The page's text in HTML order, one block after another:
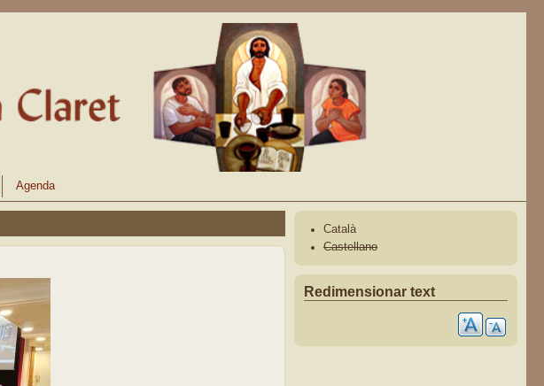
Agenda
Català
Castellano
Redimensionar text